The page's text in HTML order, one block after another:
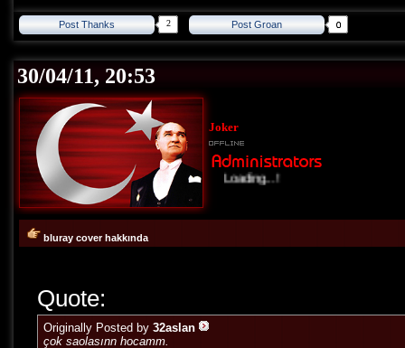
Post Thanks 2 Post Groan
30/04/11, 20:53
Joker
Loading...!
bluray cover hakkında
Quote:
Originally Posted by 32aslan
çok saolasınn hocamm.